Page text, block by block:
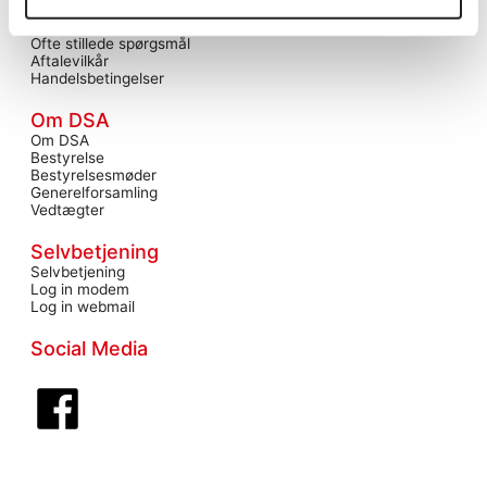
Ofte stillede spørgsmål
Aftalevilkår
Handelsbetingelser
Om DSA
Om DSA
Bestyrelse
Bestyrelsesmøder
Generelforsamling
Vedtægter
Selvbetjening
Selvbetjening
Log in modem
Log in webmail
Social Media